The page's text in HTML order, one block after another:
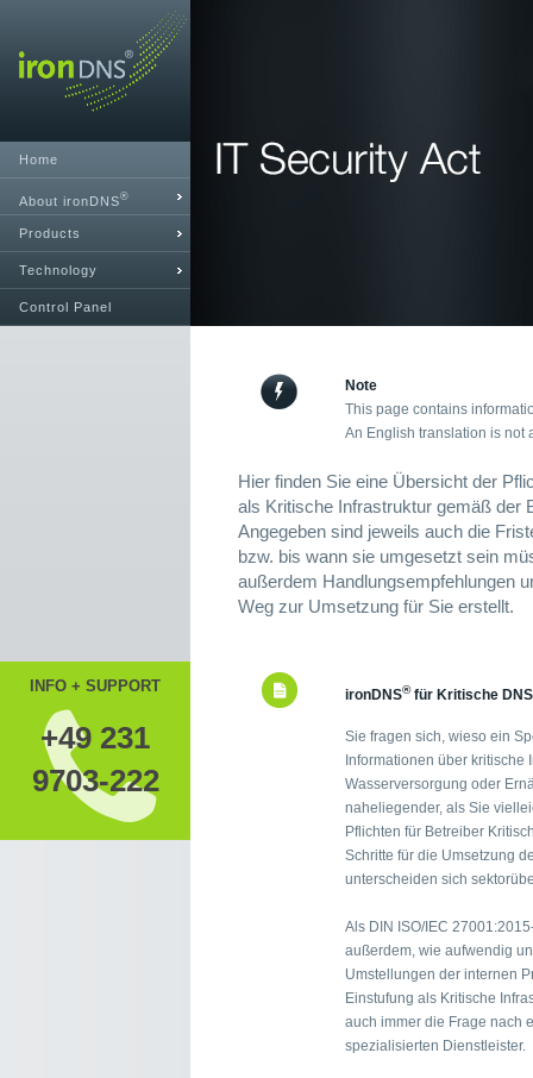
Home
About ironDNS®
Products
Technology
Control Panel
INFO + SUPPORT
+49 231
9703-222
Note
This page contains
An English translation is not
Hier finden Sie eine Übersicht der
als Kritische Infrastruktur gemäß der
Angegeben sind jeweils auch die
bzw. bis wann sie umgesetzt sein
außerdem Handlungsempfehlungen
Weg zur Umsetzung für Sie erstellt.
ironDNS®für Kritische
Sie fragen sich, wieso ein
Informationen über kritische
Wasserversorgung oder
naheliegender, als Sie
Pflichten für Betreiber
Schritte für die Umsetzung
unterscheiden sich
Als DIN ISO/IEC
außerdem, wie aufwendig
Umstellungen der internen
Einstufung als Kritische
auch immer die Frage nach
spezialisierten Dienstleister.